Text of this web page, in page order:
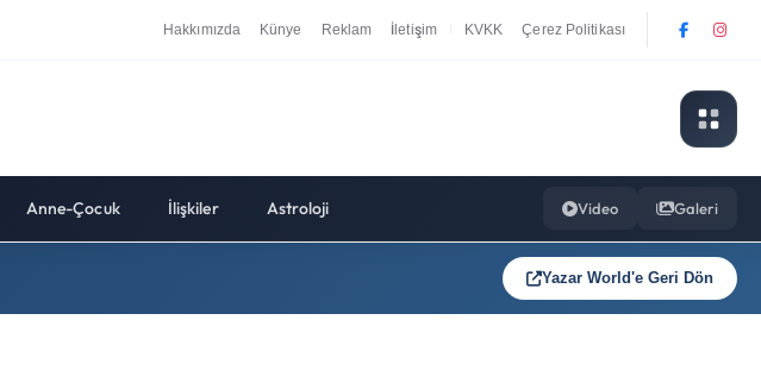
Hakkımızda Künye Reklam İletişim KVKK Çerez Politikası
Anne-Çocuk İlişkiler Astroloji Video Galeri
Yazar World'e Geri Dön